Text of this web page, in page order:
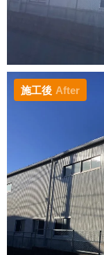
施工後 After